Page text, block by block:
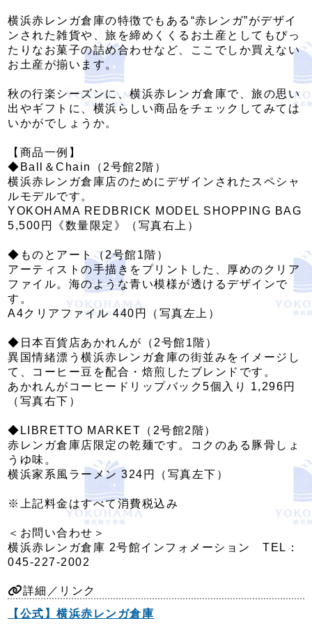
横浜赤レンガ倉庫の特徴でもある“赤レンガ”がデザイ
ンされた雑貨や、旅を締めくくるお土産としてもぴっ
たりなお菓子の詰め合わせなど、ここでしか買えない
お土産が揃います。
秋の行楽シーズンに、横浜赤レンガ倉庫で、旅の思い
出やギフトに、横浜らしい商品をチェックしてみては
いかがでしょうか。
【商品一例】
◆Ball＆Chain（2号館2階）
横浜赤レンガ倉庫店のためにデザインされたスペシャ
ルモデルです。
YOKOHAMA REDBRICK MODEL SHOPPING BAG
5,500円《数量限定》（写真右上）
◆ものとアート（2号館1階）
アーティストの手描きをプリントした、厚めのクリア
ファイル。海のような青い模様が透けるデザインで
す。
A4クリアファイル 440円（写真左上）
◆日本百貨店あかれんが（2号館1階）
異国情緒漂う横浜赤レンガ倉庫の街並みをイメージし
て、コーヒー豆を配合・焙煎したブレンドです。
あかれんがコーヒードリップバック5個入り 1,296円
（写真右下）
◆LIBRETTO MARKET（2号館2階）
赤レンガ倉庫店限定の乾麺です。コクのある豚骨しょ
うゆ味。
横浜家系風ラーメン 324円（写真左下）
※上記料金はすべて消費税込み
＜お問い合わせ＞
横浜赤レンガ倉庫 2号館インフォメーション TEL：
045-227-2002
詳細／リンク
【公式】横浜赤レンガ倉庫